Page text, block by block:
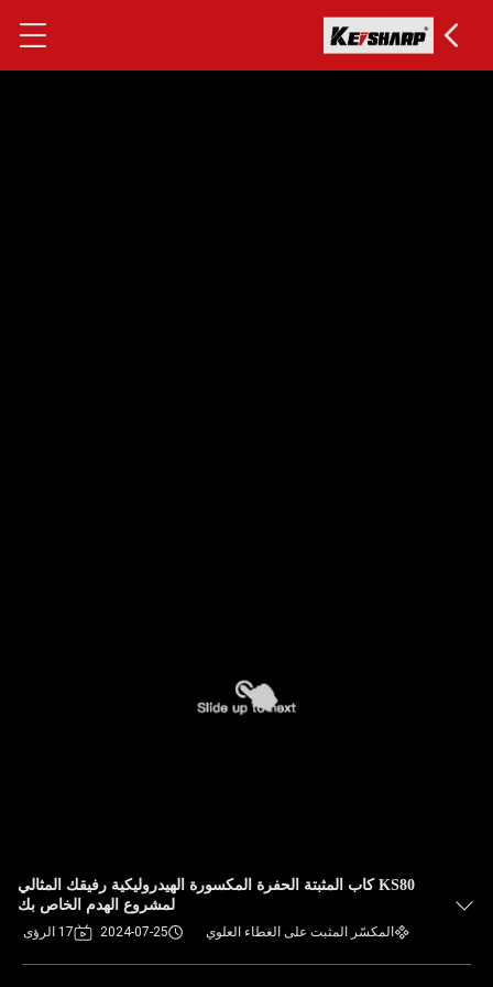
KS80 كاب المثبتة الحفرة المكسورة الهيدروليكية رفيقك المثالي
لمشروع الهدم الخاص بك
المكسّر المثبت على الغطاء العلوي 2024-07-25 17 الرؤى